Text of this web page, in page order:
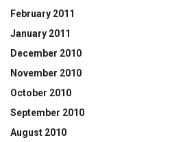
February 2011
January 2011
December 2010
November 2010
October 2010
September 2010
August 2010